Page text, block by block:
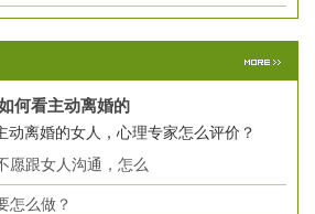
何看主动离婚的
动离婚的女人，心理专家怎么评价？
愿跟女人沟通，怎么
怎么做？